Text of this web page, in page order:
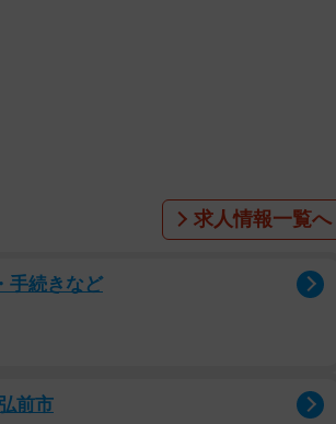
求人情報一覧へ
手続きなど
前市